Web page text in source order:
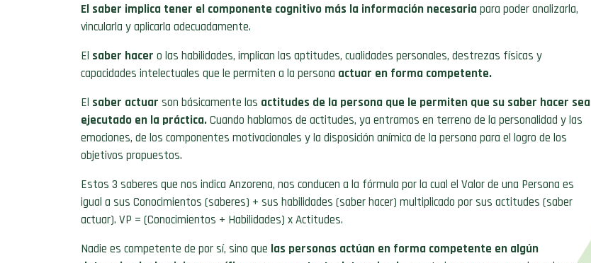
El saber implica tener el componente cognitivo más la información necesariapara poder analizarla,
vincularla y aplicarla adecuadamente.
El saber hacer o las habilidades, implican las aptitudes, cualidades personales, destrezas físicas y
capacidades intelectuales que le permiten a la persona actuar en forma competente.
El saber actuar son básicamente las actitudes de la persona que le permiten que su saber hacer sea
ejecutado en la práctica.Cuando hablamos de actitudes, ya entramos en terreno de la personalidad y las
emociones, de los componentes motivacionales y la disposición anímica de la persona para el logro de los
objetivos propuestos.
Estos 3 saberes que nos indica Anzorena, nos conducen a la fórmula por la cual el Valor de una Persona es
igual a sus Conocimientos (saberes) + sus habilidades (saber hacer) multiplicado por sus actitudes (saber
actuar). VP = (Conocimientos + Habilidades) x Actitudes.
Nadie es competente de por sí, sino que las personas actúan en forma competente en algún